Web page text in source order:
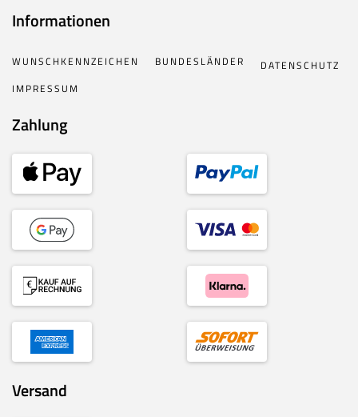
Informationen
WUNSCHKENNZEICHEN BUNDESLÄNDER
DATENSCHUTZ
IMPRESSUM
Zahlung
Versand